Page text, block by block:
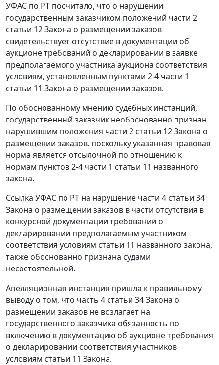
УФАС по РТ посчитало, что о нарушении
государственным заказчиком положений части 2
статьи 12Закона о размещении заказов
свидетельствует отсутствие в документации об
аукционе требований о декларировании в заявке
предполагаемого участника аукциона соответствия
условиям, установленным пунктами 2-4 части 1
статьи 11 Закона о размещении заказов.
По обоснованному мнению судебных инстанций,
государственный заказчик необоснованно признан
нарушившим положения части 2 статьи 12Закона о
размещении заказов, поскольку указанная правовая
норма является отсылочной по отношению к
нормам пунктов 2-4 части 1 статьи 11 названного
закона.
Ссылка УФАС по РТ на нарушение части 4 статьи 34
Закона о размещении заказов в части отсутствия в
конкурсной документации требований о
декларировании предполагаемым участником
соответствия условиям статьи 11 названного закона,
также обоснованно признана судами
несостоятельной.
Апелляционная инстанция пришла к правильному
выводу о том, что часть 4 статьи 34Закона о
размещении заказов не возлагает на
государственного заказчика обязанность по
включению в документацию об аукционе требования
о декларировании соответствия участников
условиям статьи 11 Закона.